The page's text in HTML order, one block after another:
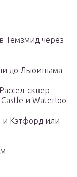
Темзмид через
до Льюишама
сквер
и Waterloo
Кэтфорд или